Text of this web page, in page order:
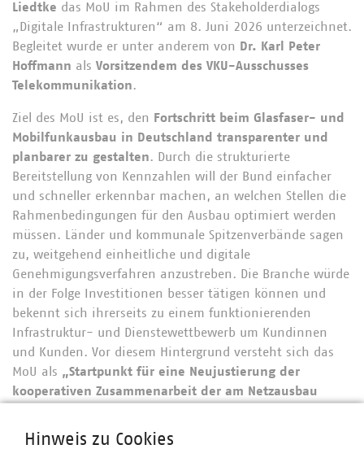
Liedtke das MoU im Rahmen des Stakeholderdialogs
„Digitale Infrastrukturen“ am 8. Juni 2026 unterzeichnet.
Begleitet wurde er unter anderem von
Dr. Karl Peter
Hoffmann als Vorsitzendem des VKU-Ausschusses
Telekommunikation.
Ziel des MoU ist es, den
Fortschritt beim Glasfaser- und
Mobilfunkausbau in Deutschland transparenter und
planbarer zu gestalten. Durch die strukturierte
Bereitstellung von Kennzahlen will der Bund einfacher
und schneller erkennbar machen, an welchen Stellen die
Rahmenbedingungen für den Ausbau optimiert werden
müssen. Länder und kommunale Spitzenverbände sagen
zu, weitgehend einheitliche und digitale
Genehmigungsverfahren anzustreben. Die Branche würde
in der Folge Investitionen besser tätigen können und
bekennt sich ihrerseits zu einem funktionierenden
Infrastruktur- und Dienstewettbewerb um Kundinnen
und Kunden. Vor diesem Hintergrund versteht sich das
MoU als „Startpunkt für eine Neujustierung der
kooperativen Zusammenarbeit der am Netzausbau
Kommunale Unternehmenbilden laut dem Bericht des
Hinweis zu Cookies